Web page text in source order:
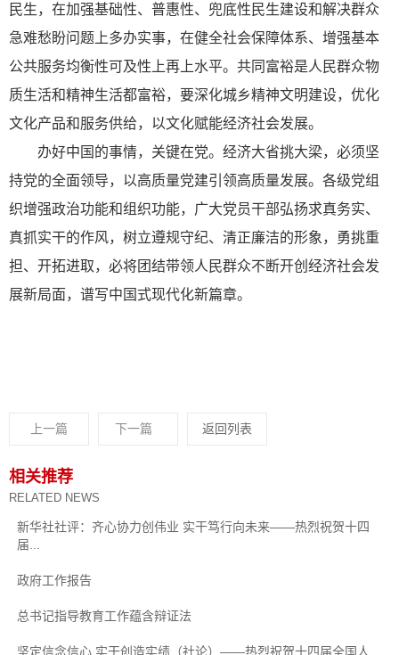
民生，在加强基础性、普惠性、兜底性民生建设和解决群众
急难愁盼问题上多办实事，在健全社会保障体系、增强基本
公共服务均衡性可及性上再上水平。共同富裕是人民群众物
质生活和精神生活都富裕，要深化城乡精神文明建设，优化
文化产品和服务供给，以文化赋能经济社会发展。
办好中国的事情，关键在党。经济大省挑大梁，必须坚
持党的全面领导，以高质量党建引领高质量发展。各级党组
织增强政治功能和组织功能，广大党员干部弘扬求真务实、
真抓实干的作风，树立遵规守纪、清正廉洁的形象，勇挑重
担、开拓进取，必将团结带领人民群众不断开创经济社会发
展新局面，谱写中国式现代化新篇章。
上一篇 下一篇 返回列表
相关推荐
RELATED NEWS
新华社社评：齐心协力创伟业 实干笃行向未来——热烈祝贺十四
届...
政府工作报告
总书记指导教育工作蕴含辩证法
坚定信念信心 实干创造实绩（社论）——热烈祝贺十四届全国人